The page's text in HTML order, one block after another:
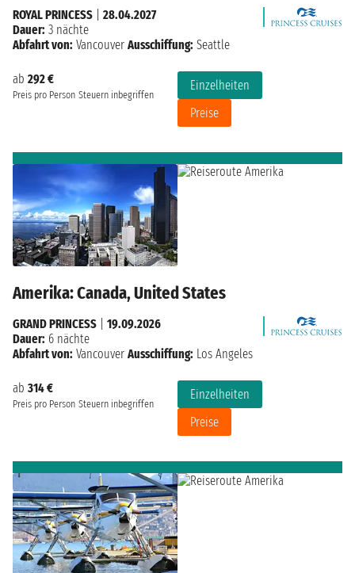
ab 292 €
Preis pro Person Steuern inbegriffen
Einzelheiten
Preise
ROYAL PRINCESS
28.04.2027
Dauer: 3 nächte
Abfahrt von: Vancouver Ausschiffung: Seattle
Amerika: Canada, United States
ab 314 €
Preis pro Person Steuern inbegriffen
Einzelheiten
Preise
GRAND PRINCESS
19.09.2026
Dauer: 6 nächte
Abfahrt von: Vancouver Ausschiffung: Los Angeles